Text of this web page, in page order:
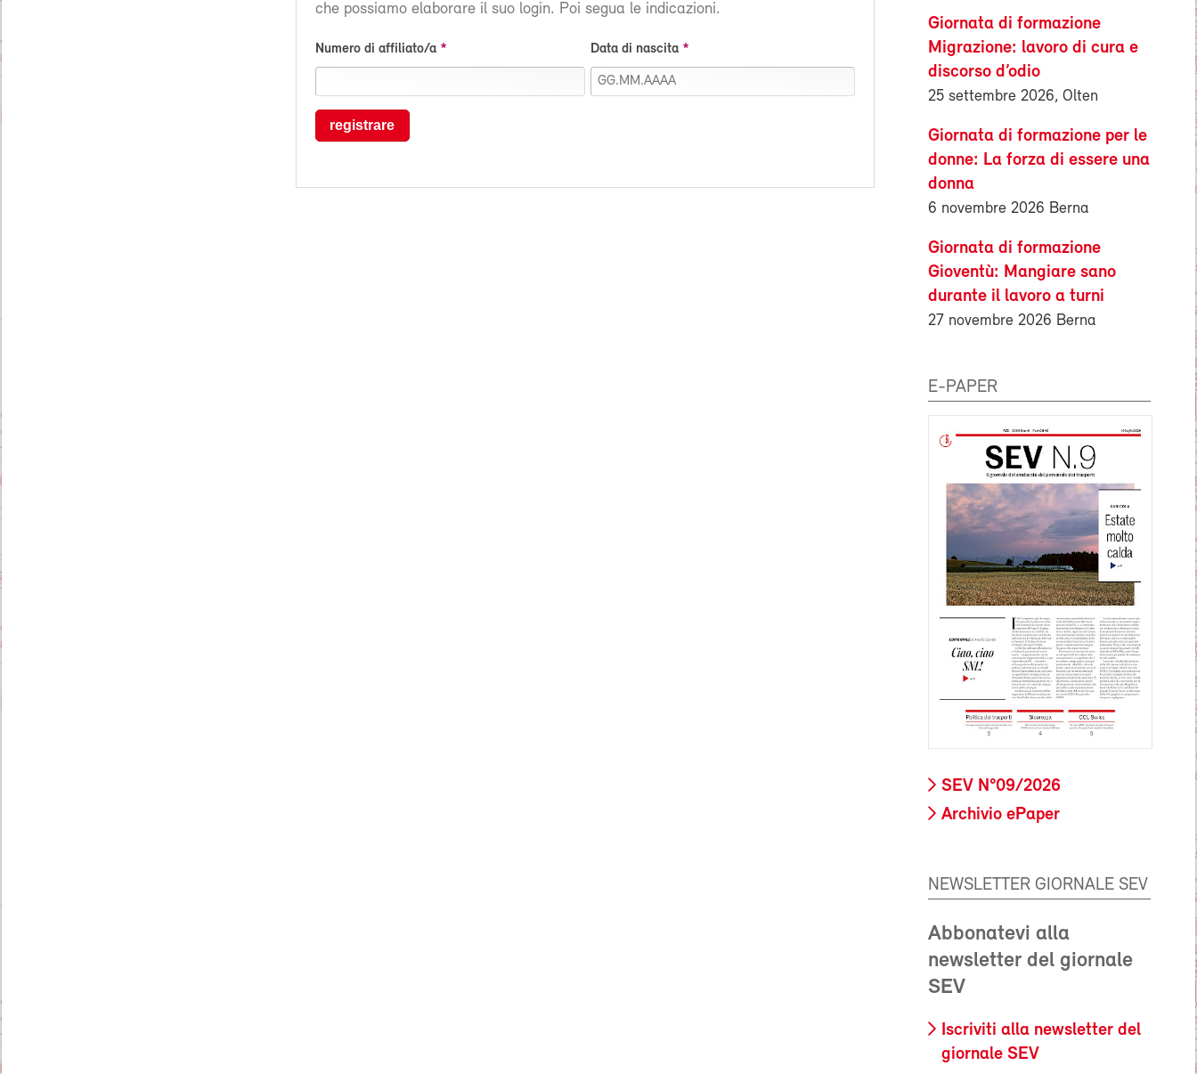
che possiamo elaborare il suo login. Poi segua le indicazioni.
Numero di affiliato/a Data di nascita
registrare
Giornata di formazione
Migrazione: lavoro di cura e
discorso d’odio
25 settembre 2026, Olten
Giornata di formazione per le
donne: La forza di essere una
donna
6 novembre 2026 Berna
Giornata di formazione
Gioventù: Mangiare sano
durante il lavoro a turni
27 novembre 2026 Berna
E-PAPER
SEV N°09/2026
Archivio ePaper
NEWSLETTER GIORNALE SEV
Abbonatevi alla
newsletter del giornale
SEV
Iscriviti alla newsletter del
giornale SEV